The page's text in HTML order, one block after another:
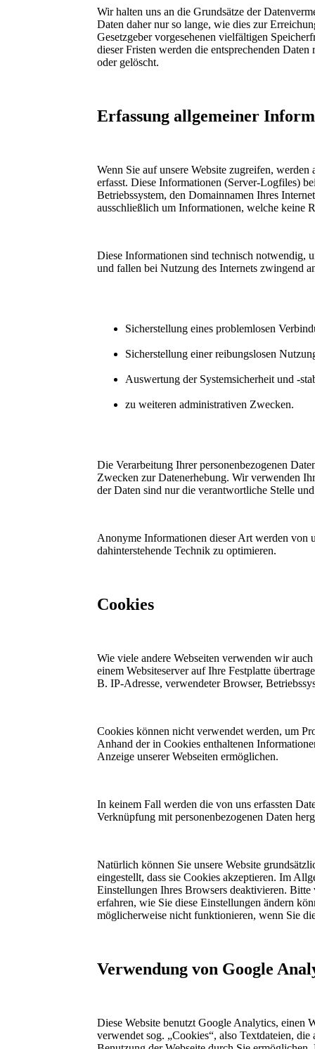
Wir halten uns an die Grundsätze der
Daten daher nur so lange, wie dies zur
Gesetzgeber vorgesehenen vielfältigen
dieser Fristen werden die entsprechenden
oder gelöscht.
Erfassung allgemeiner
Wenn Sie auf unsere Website zugreifen,
erfasst. Diese Informationen (Server-Logfiles)
Betriebssystem, den Domainnamen Ihres
ausschließlich um Informationen, welche keine
Diese Informationen sind technisch notwendig,
und fallen bei Nutzung des Internets zwingend
Sicherstellung eines problemlosen
Sicherstellung einer reibungslosen
Auswertung der Systemsicherheit und -
zu weiteren administrativen Zwecken.
Die Verarbeitung Ihrer personenbezogenen
Zwecken zur Datenerhebung. Wir verwenden
der Daten sind nur die verantwortliche Stelle
Anonyme Informationen dieser Art werden von
dahinterstehende Technik zu optimieren.
Cookies
Wie viele andere Webseiten verwenden wir
einem Websiteserver auf Ihre Festplatte
B. IP-Adresse, verwendeter Browser,
Cookies können nicht verwendet werden, um
Anhand der in Cookies enthaltenen
Anzeige unserer Webseiten ermöglichen.
In keinem Fall werden die von uns erfassten
Verknüpfung mit personenbezogenen Daten
Natürlich können Sie unsere Website
eingestellt, dass sie Cookies akzeptieren. Im
Einstellungen Ihres Browsers deaktivieren.
erfahren, wie Sie diese Einstellungen ändern
möglicherweise nicht funktionieren, wenn Sie
Verwendung von Google
Diese Website benutzt Google Analytics, einen
verwendet sog. „Cookies“, also Textdateien,